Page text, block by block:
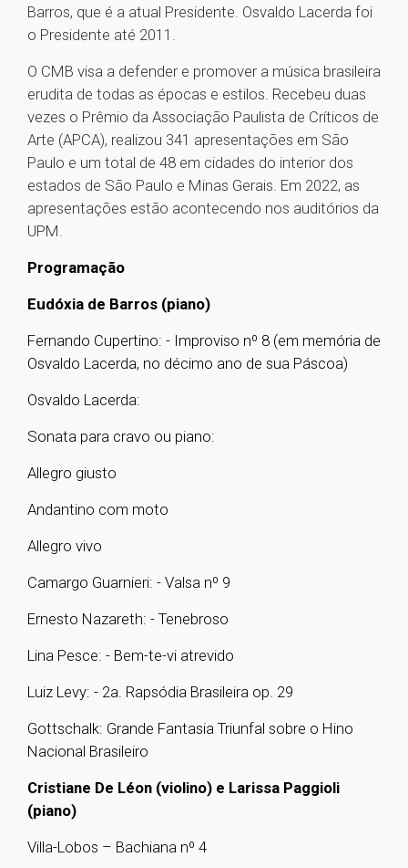
Barros, que é a atual Presidente. Osvaldo Lacerda foi
o Presidente até 2011.
O CMB visa a defender e promover a música brasileira
erudita de todas as épocas e estilos. Recebeu duas
vezes o Prêmio da Associação Paulista de Críticos de
Arte (APCA), realizou 341 apresentações em São
Paulo e um total de 48 em cidades do interior dos
estados de São Paulo e Minas Gerais. Em 2022, as
apresentações estão acontecendo nos auditórios da
UPM.
Programação
Eudóxia de Barros (piano)
Fernando Cupertino: - Improviso nº 8 (em memória de
Osvaldo Lacerda, no décimo ano de sua Páscoa)
Osvaldo Lacerda:
Sonata para cravo ou piano:
Allegro giusto
Andantino com moto
Allegro vivo
Camargo Guarnieri: - Valsa nº 9
Ernesto Nazareth: - Tenebroso
Lina Pesce: - Bem-te-vi atrevido
Luiz Levy: - 2a. Rapsódia Brasileira op. 29
Gottschalk: Grande Fantasia Triunfal sobre o Hino
Nacional Brasileiro
Cristiane De Léon (violino) e Larissa Paggioli
(piano)
Villa-Lobos – Bachiana nº 4